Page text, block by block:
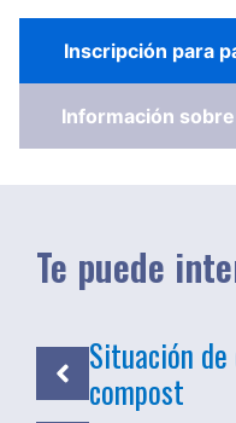
Inscripción para
Información
Te puede
Situación
compost